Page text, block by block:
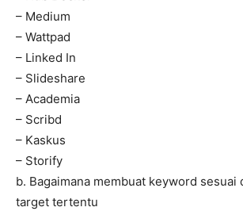
– Medium
– Wattpad
– Linked In
– Slideshare
– Academia
– Scribd
– Kaskus
– Storify
b. Bagaimana membuat keyword sesuai
target tertentu